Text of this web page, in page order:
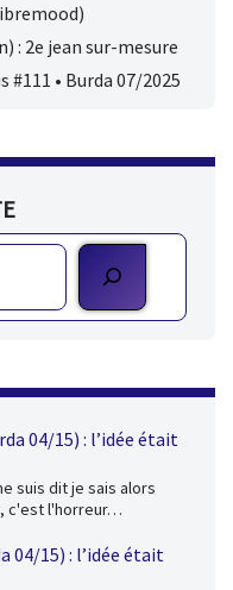
: 2e jean sur-mesure
#111 • Burda 07/2025
04/15) : l’idée était
suis dit je sais alors
c'est l'horreur…
04/15) : l’idée était